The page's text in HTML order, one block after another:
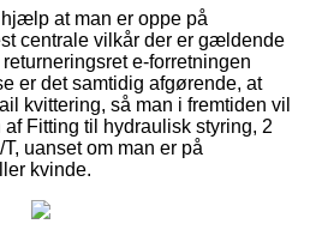
at man er oppe på
centrale vilkår der er gældende
e-forretningen
er det samtidig afgørende, at
kvittering, så man i fremtiden vil
Fitting til hydraulisk styring, 2
uanset om man er på
kvinde.